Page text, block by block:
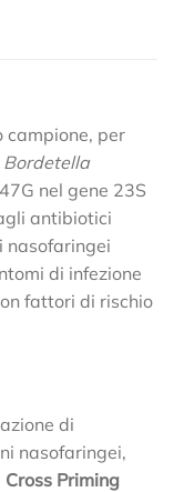
campione, per
Bordetella
nel gene 23S
antibiotici
nasofaringei
di infezione
fattori di rischio
di
nasofaringei,
Cross Priming